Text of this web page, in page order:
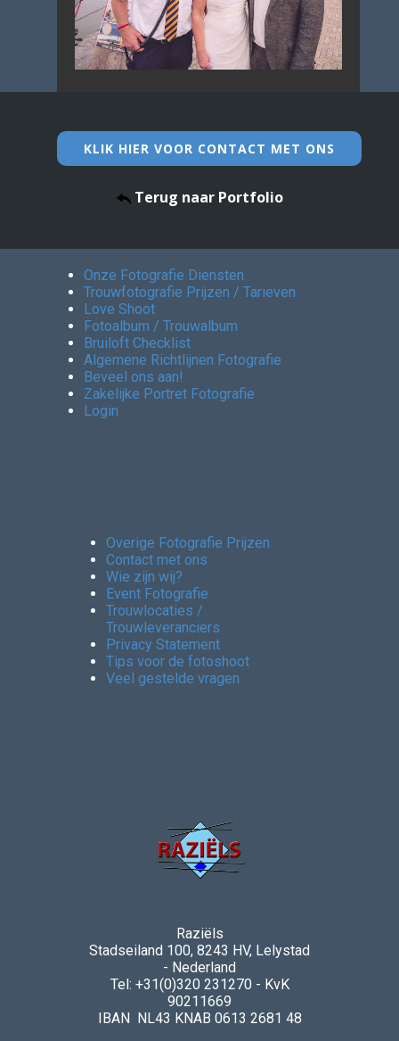
KLIK HIER VOOR CONTACT MET ONS
Terug naar Portfolio
Onze Fotografie Diensten
Trouwfotografie Prijzen / Tarieven
Love Shoot
Fotoalbum / Trouwalbum
Bruiloft Checklist
Algemene Richtlijnen Fotografie
Beveel ons aan!
Zakelijke Portret Fotografie
Login
Overige Fotografie Prijzen
Contact met ons
Wie zijn wij?
Event Fotografie
Trouwlocaties /
Trouwleveranciers
Privacy Statement
Tips voor de fotoshoot
Veel gestelde vragen
Raziëls
Stadseiland 100, 8243 HV, Lelystad
- Nederland
Tel: +31(0)320 231270 - KvK
90211669
IBAN NL43 KNAB 0613 2681 48